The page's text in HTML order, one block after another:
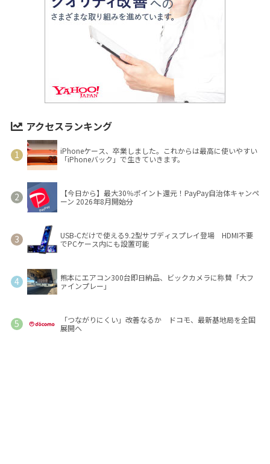
アクセスランキング
iPhoneケース、卒業しました。これからは最高に使いやすい
「iPhoneバック」で生きていきます。
【今日から】最大30％ポイント還元！PayPay自治体キャンペ
ーン 2026年8月開始分
USB-Cだけで使える9.2型サブディスプレイ登場 HDMI不要
でPCケース内にも設置可能
熊本にエアコン300台即日納品、ビックカメラに称賛「大フ
ァインプレー」
「つながりにくい」改善なるか ドコモ、最新基地局を全国
展開へ